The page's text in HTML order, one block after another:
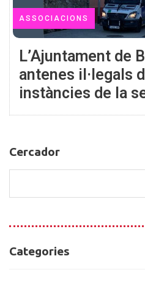
ASSOCIACIONS
L’Ajuntament de
antenes il·legals
instàncies de la
guanyada als
Cercador
Cercador
Categories
Categories